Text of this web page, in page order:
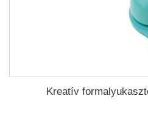
Kreatív